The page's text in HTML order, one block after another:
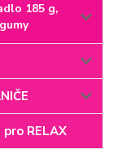
185 g,
pro RELAX